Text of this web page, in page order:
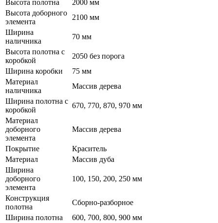
Высота полотна
2000 мм
Высота доборного
элемента
2100 мм
Ширина
наличника
70 мм
Высота полотна с
коробкой
2050 без порога
Ширина коробки
75 мм
Материал
наличника
Массив дерева
Ширина полотна с
коробкой
670, 770, 870, 970 мм
Материал
доборного
элемента
Массив дерева
Покрытие
Краситель
Материал
Массив дуба
Ширина
доборного
элемента
100, 150, 200, 250 мм
Конструкция
полотна
Сборно-разборное
Ширина полотна
600, 700, 800, 900 мм